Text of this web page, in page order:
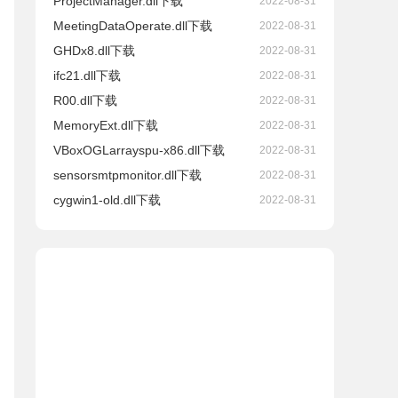
MeetingDataOperate.dll下载 2022-08-31
GHDx8.dll下载 2022-08-31
ifc21.dll下载 2022-08-31
R00.dll下载 2022-08-31
MemoryExt.dll下载 2022-08-31
VBoxOGLarrayspu-x86.dll下载 2022-08-31
sensorsmtpmonitor.dll下载 2022-08-31
cygwin1-old.dll下载 2022-08-31